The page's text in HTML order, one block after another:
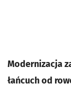
Modernizacja
łańcuch od